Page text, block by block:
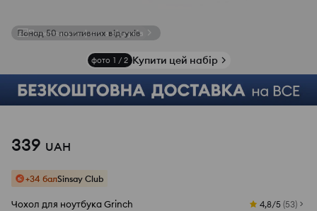
Переглянути фото з відгуків
фото 1 / 2 Купити цей набір
339 UAH
+34 балSinsay Club
Чохол для ноутбука Grinch 4,8/5 (53)